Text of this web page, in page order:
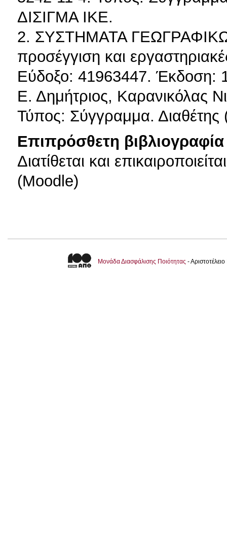
ΔΙΣΙΓΜΑ ΙΚΕ.
2. ΣΥΣΤΗΜΑΤΑ
προσέγγιση και
Εύδοξο: 41963447. Έκδοση:
Ε. Δημήτριος, Καρανικόλας
Τύπος: Σύγγραμμα. Διαθέτης
Επιπρόσθετη βιβλιογραφία
Διατίθεται και
(Moodle)
Μονάδα Διασφάλισης Ποιότητας -